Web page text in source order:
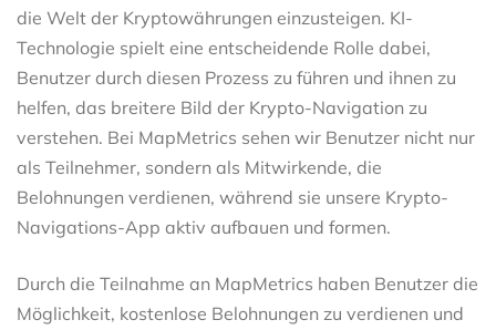
die Welt der Kryptowährungen einzusteigen. KI-
Technologie spielt eine entscheidende Rolle dabei,
Benutzer durch diesen Prozess zu führen und ihnen zu
helfen, das breitere Bild der Krypto-Navigation zu
verstehen. Bei MapMetrics sehen wir Benutzer nicht nur
als Teilnehmer, sondern als Mitwirkende, die
Belohnungen verdienen, während sie unsere Krypto-
Navigations-App aktiv aufbauen und formen.
Durch die Teilnahme an MapMetrics haben Benutzer die
Möglichkeit, kostenlose Belohnungen zu verdienen und